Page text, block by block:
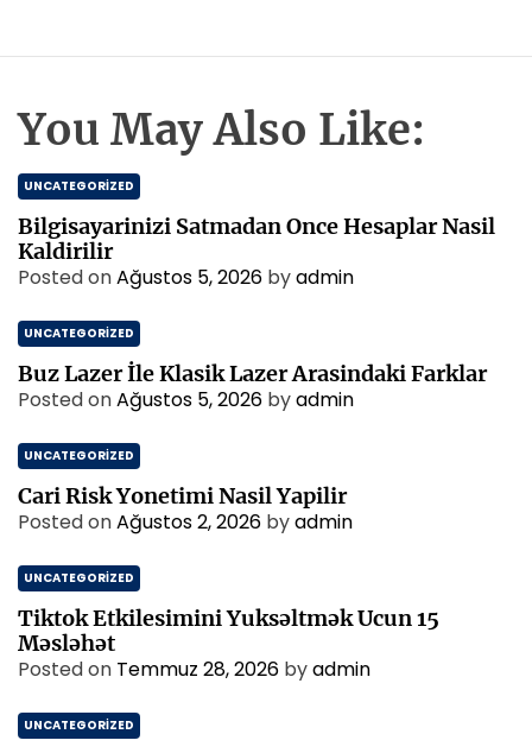
You May Also Like:
UNCATEGORIZED
Bilgisayarinizi Satmadan Once Hesaplar Nasil
Kaldirilir
Posted onAğustos 5, 2026 byadmin
UNCATEGORIZED
Buz Lazer İle Klasik Lazer Arasindaki Farklar
Posted onAğustos 5, 2026 byadmin
UNCATEGORIZED
Cari Risk Yonetimi Nasil Yapilir
Posted onAğustos 2, 2026 byadmin
UNCATEGORIZED
Tiktok Etkilesimini Yuksəltmək Ucun 15
Məsləhət
Posted on Temmuz 28, 2026 byadmin
UNCATEGORIZED